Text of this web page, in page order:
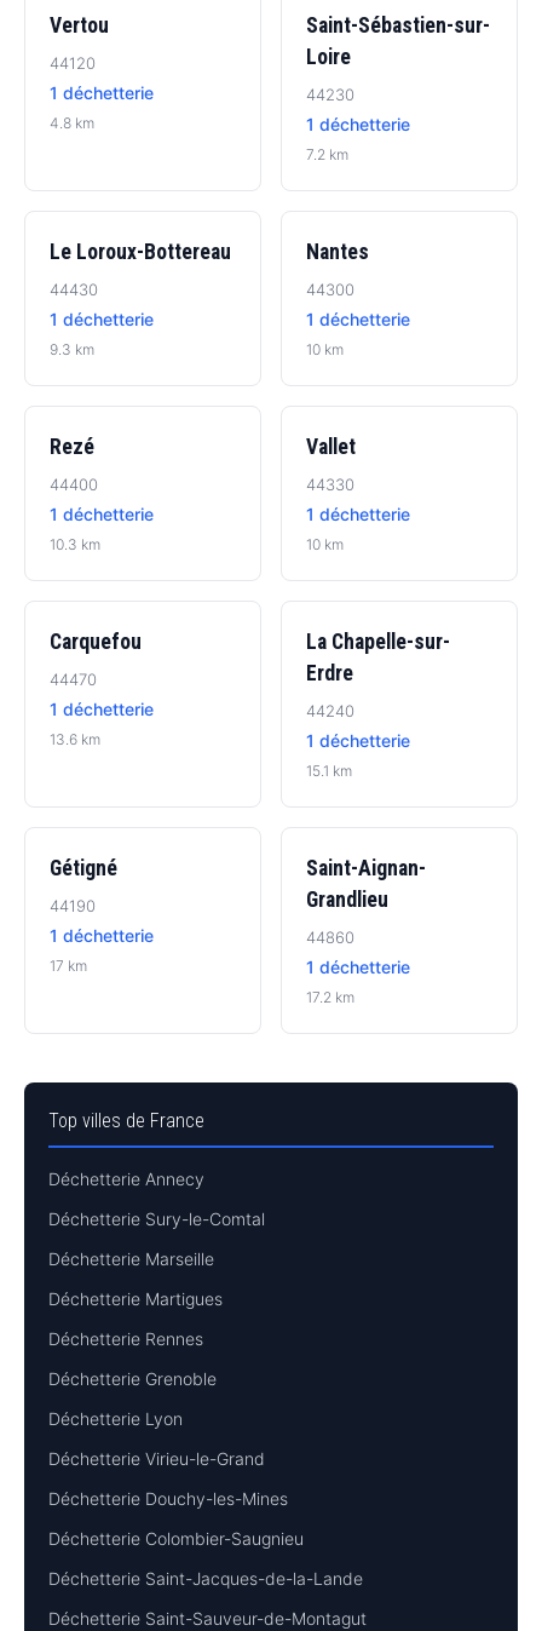
Vertou
44120
1 déchetterie
4.8 km
Saint-Sébastien-sur-
Loire
44230
1 déchetterie
7.2 km
Le Loroux-Bottereau
44430
1 déchetterie
9.3 km
Nantes
44300
1 déchetterie
10 km
Rezé
44400
1 déchetterie
10.3 km
Vallet
44330
1 déchetterie
10 km
Carquefou
44470
1 déchetterie
13.6 km
La Chapelle-sur-
Erdre
44240
1 déchetterie
15.1 km
Gétigné
44190
1 déchetterie
17 km
Saint-Aignan-
Grandlieu
44860
1 déchetterie
17.2 km
Top villes de France
Déchetterie Annecy
Déchetterie Sury-le-Comtal
Déchetterie Marseille
Déchetterie Martigues
Déchetterie Rennes
Déchetterie Grenoble
Déchetterie Lyon
Déchetterie Virieu-le-Grand
Déchetterie Douchy-les-Mines
Déchetterie Colombier-Saugnieu
Déchetterie Saint-Jacques-de-la-Lande
Déchetterie Saint-Sauveur-de-Montagut